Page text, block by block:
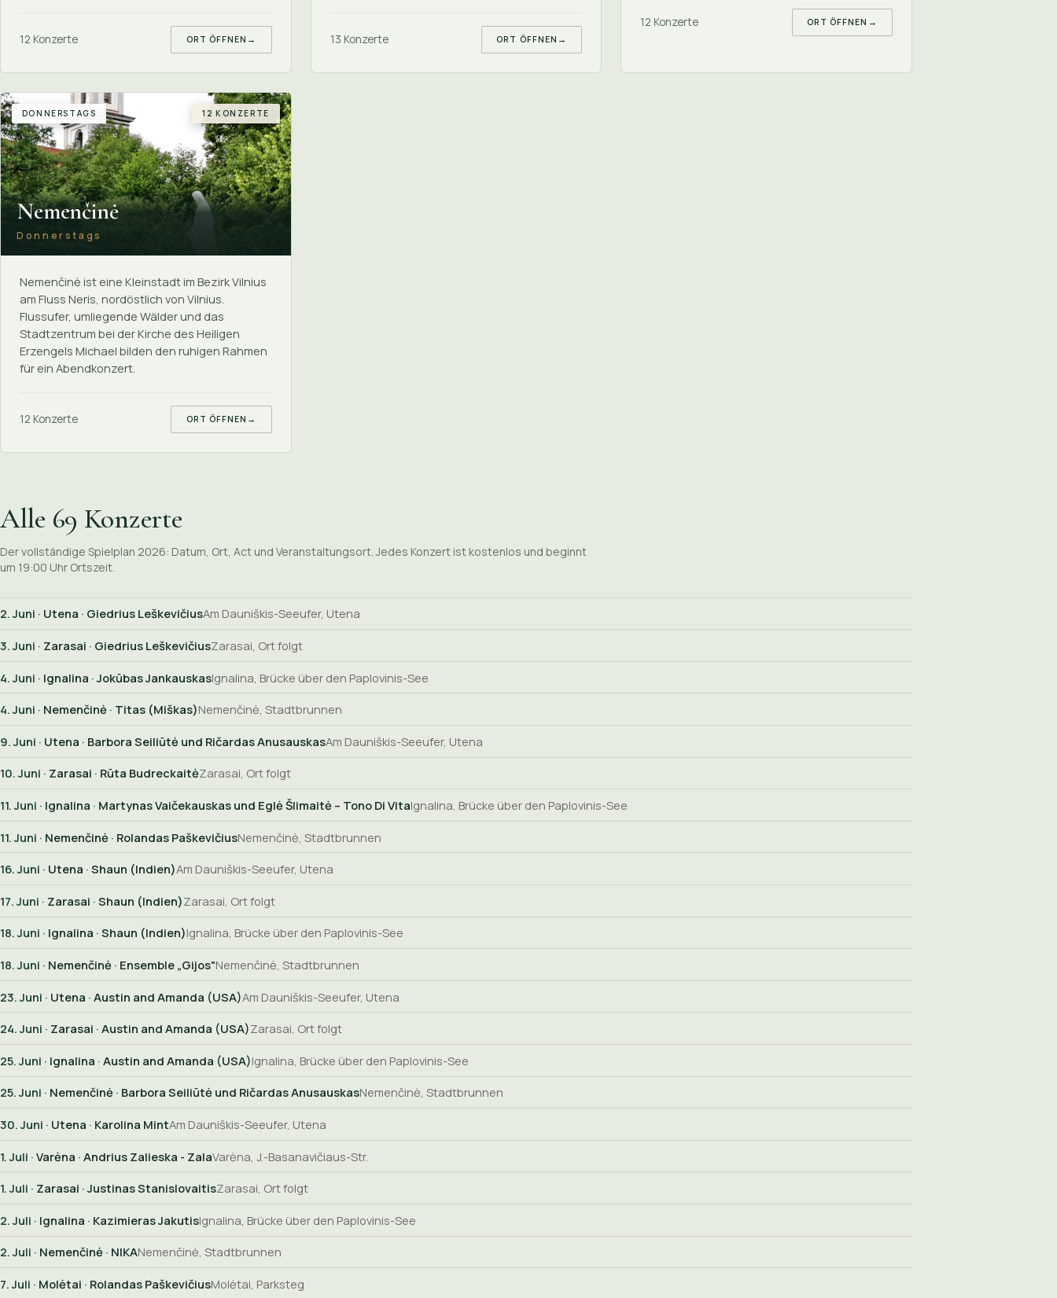
12 Konzerte ORT ÖFFNEN → 13 Konzerte ORT ÖFFNEN →
12 Konzerte ORT ÖFFNEN →
DONNERSTAGS 12 KONZERTE
Nemenčinė
Donnerstags
Nemenčinė ist eine Kleinstadt im Bezirk Vilnius
am Fluss Neris, nordöstlich von Vilnius.
Flussufer, umliegende Wälder und das
Stadtzentrum bei der Kirche des Heiligen
Erzengels Michael bilden den ruhigen Rahmen
für ein Abendkonzert.
12 Konzerte ORT ÖFFNEN →
Alle 69 Konzerte
Der vollständige Spielplan 2026: Datum, Ort, Act und Veranstaltungsort. Jedes Konzert ist kostenlos und beginnt
um 19:00 Uhr Ortszeit.
2. Juni · Utena · Giedrius LeškevičiusAm Dauniškis-Seeufer, Utena
3. Juni · Zarasai · Giedrius LeškevičiusZarasai, Ort folgt
4. Juni · Ignalina · Jokūbas JankauskasIgnalina, Brücke über den Paplovinis-See
4. Juni · Nemenčinė · Titas (Miškas)Nemenčinė, Stadtbrunnen
9. Juni · Utena · Barbora Seiliūtė und Ričardas AnusauskasAm Dauniškis-Seeufer, Utena
10. Juni · Zarasai · Rūta BudreckaitėZarasai, Ort folgt
11. Juni · Ignalina · Martynas Vaičekauskas und Eglė Šlimaitė – Tono Di VitaIgnalina, Brücke über den Paplovinis-See
11. Juni · Nemenčinė · Rolandas PaškevičiusNemenčinė, Stadtbrunnen
16. Juni · Utena · Shaun (Indien)Am Dauniškis-Seeufer, Utena
17. Juni · Zarasai · Shaun (Indien)Zarasai, Ort folgt
18. Juni · Ignalina · Shaun (Indien)Ignalina, Brücke über den Paplovinis-See
18. Juni · Nemenčinė · Ensemble „Gijos"Nemenčinė, Stadtbrunnen
23. Juni · Utena · Austin and Amanda (USA)Am Dauniškis-Seeufer, Utena
24. Juni · Zarasai · Austin and Amanda (USA)Zarasai, Ort folgt
25. Juni · Ignalina · Austin and Amanda (USA)Ignalina, Brücke über den Paplovinis-See
25. Juni · Nemenčinė · Barbora Seiliūtė und Ričardas AnusauskasNemenčinė, Stadtbrunnen
30. Juni · Utena · Karolina MintAm Dauniškis-Seeufer, Utena
1. Juli · Varėna · Andrius Zalieska - ZalaVarėna, J.-Basanavičiaus-Str.
1. Juli · Zarasai · Justinas StanislovaitisZarasai, Ort folgt
2. Juli · Ignalina · Kazimieras JakutisIgnalina, Brücke über den Paplovinis-See
2. Juli · Nemenčinė · NIKANemenčinė, Stadtbrunnen
7. Juli · Molėtai · Rolandas PaškevičiusMolėtai, Parksteg